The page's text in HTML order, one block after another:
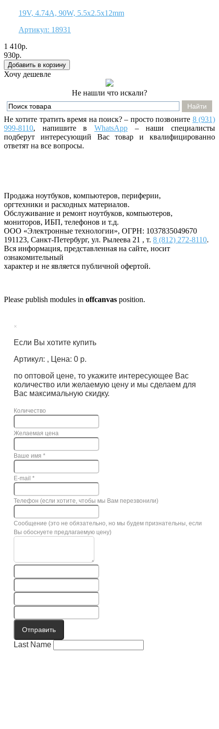
19V, 4.74A, 90W, 5.5x2.5x12mm
Артикул: 18931
1 410р.
930р.
Хочу дешевле
Не нашли что искали?
Не хотите тратить время на поиск? – просто позвоните 8 (931)
999-8110, напишитевWhatsApp – наши специалисты
подберут интересующий Вас товар и квалифицированно
ответят на все вопросы.
Продажа ноутбуков, компьютеров, периферии,
оргтехники и расходных материалов.
Обслуживание и ремонт ноутбуков, компьютеров,
мониторов, ИБП, телефонов и т.д.
ООО «Электронные технологии», ОГРН: 1037835049670
191123, Санкт-Петербург, ул. Рылеева 21 , т. 8 (812) 272-8110.
Вся информация, представленная на сайте, носит
ознакомительный
характер и не является публичной офертой.
Please publish modules in offcanvas position.
×
Если Вы хотите купить
Артикул: , Цена: 0 р.
по оптовой цене, то укажите интересующее Вас
количество или желаемую цену и мы сделаем для
Вас максимальную скидку.
Количество
Желаемая цена
Ваше имя *
E-mail *
Телефон (если хотите, чтобы мы Вам перезвонили)
Сообщение (это не обязательно, но мы будем признательны, если
Вы обоснуете предлагаемую цену)
Отправить
Last Name